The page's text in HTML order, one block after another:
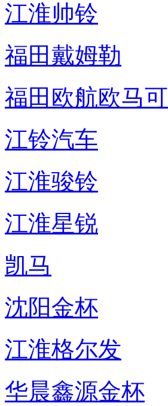
江淮帅铃
福田戴姆勒
福田欧航欧马可
江铃汽车
江淮骏铃
江淮星锐
凯马
沈阳金杯
江淮格尔发
华晨鑫源金杯